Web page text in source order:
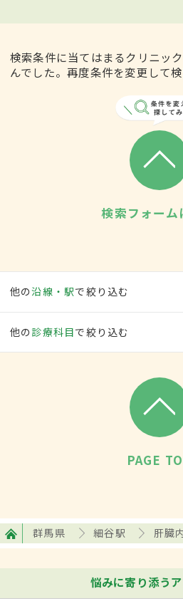
検索条件に当てはまるクリニッ
んでした。再度条件を変更して検
検索フォーム
他の沿線・駅で絞り込む
他の 診療科目で絞り込む
PAGE
群馬県 細谷駅 肝臓
悩みに寄り添う